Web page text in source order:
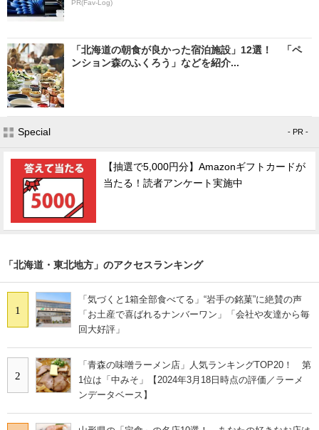
PR(Fav-Log)
「北海道の朝食が良かった宿泊施設」12選！ 「ペ
ンション森のふくろう」などを紹介...
Special - PR -
【抽選で5,000円分】Amazonギフトカードが
当たる！読者アンケート実施中
「北海道・東北地方」のアクセスランキング
1
「気づくと1箱全部食べてる」“岩手の銘菓”に絶賛の声
「お土産で喜ばれるナンバーワン」「会社や友達から毎
回大好評」
2
「青森の味噌ラーメン店」人気ランキングTOP20！ 第
1位は「中みそ」【2024年3月18日時点の評価／ラーメ
ンデータベース】